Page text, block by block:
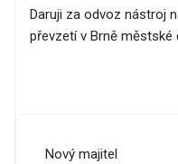
Daruji za odvoz nástroj
převzetí v Brně městské
Nový majitel